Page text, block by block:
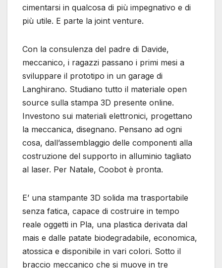
cimentarsi in qualcosa di più impegnativo e di
più utile. E parte la joint venture.
Con la consulenza del padre di Davide,
meccanico, i ragazzi passano i primi mesi a
sviluppare il prototipo in un garage di
Langhirano. Studiano tutto il materiale open
source sulla stampa 3D presente online.
Investono sui materiali elettronici, progettano
la meccanica, disegnano. Pensano ad ogni
cosa, dall’assemblaggio delle componenti alla
costruzione del supporto in alluminio tagliato
al laser. Per Natale, Coobot è pronta.
E’ una stampante 3D solida ma trasportabile
senza fatica, capace di costruire in tempo
reale oggetti in Pla, una plastica derivata dal
mais e dalle patate biodegradabile, economica,
atossica e disponibile in vari colori. Sotto il
braccio meccanico che si muove in tre